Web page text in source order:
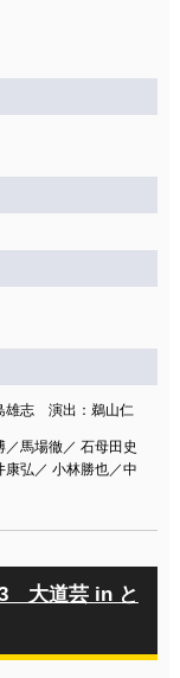
雄志 演出：鵜山仁
馬場徹／ 石母田史
弘／ 小林勝也／中
大道芸 in と